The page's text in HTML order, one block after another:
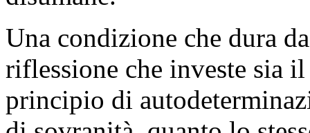
Una condizione che dura
riflessione che investe sia
principio di